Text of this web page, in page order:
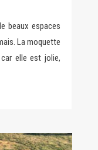
beaux espaces
La moquette
elle est jolie,